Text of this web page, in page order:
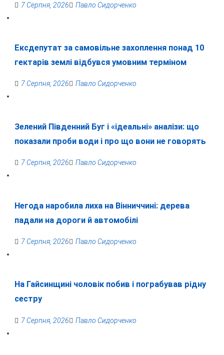
7 Серпня, 2026 Павло Сидорченко
Ексдепутат за самовільне захоплення понад 10
гектарів землі відбувся умовним терміном
7 Серпня, 2026 Павло Сидорченко
Зелений Південний Буг і «ідеальні» аналізи: що
показали проби води і про що вони не говорять
7 Серпня, 2026 Павло Сидорченко
Негода наробила лиха на Вінниччині: дерева
падали на дороги й автомобілі
7 Серпня, 2026 Павло Сидорченко
На Гайсинщині чоловік побив і пограбував рідну
сестру
7 Серпня, 2026 Павло Сидорченко